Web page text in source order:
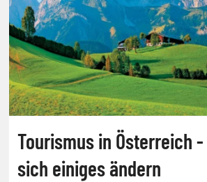
Tourismus in Österreich
sich einiges ändern